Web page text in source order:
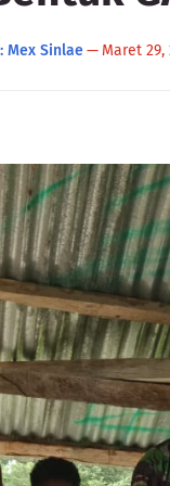
Mex Sinlae— Maret 29,